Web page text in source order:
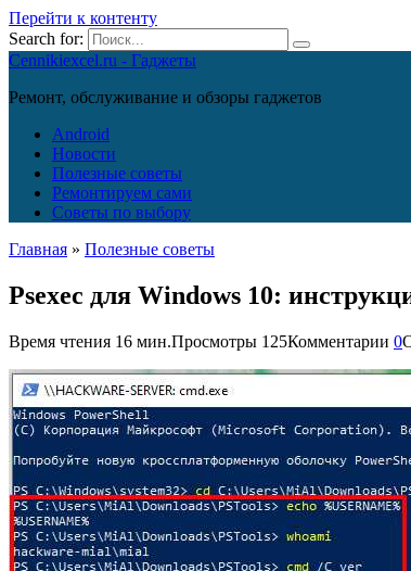
Перейти к контенту
Search for:
Cennikiexcel.ru - Гаджеты
Ремонт, обслуживание и обзоры гаджетов
Android
Новости
Полезные советы
Ремонтируем сами
Советы по выбору
Главная » Полезные советы
Psexec для Windows 10:
Время чтения 16 мин.Просмотры 125Комментарии 0